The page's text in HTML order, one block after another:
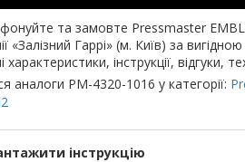
та замовте Pressmaster
«Залізний Гаррі» (м. Київ) за
характеристики, інструкції, відгуки,
аналоги PM-4320-1016 у категорії:
інструкцію